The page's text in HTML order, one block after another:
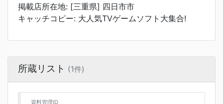
掲載店所在地: [三重県] 四日市市
キャッチコピー: 大人気TVゲームソフト大集合!
所蔵リスト (1件)
資料管理ID